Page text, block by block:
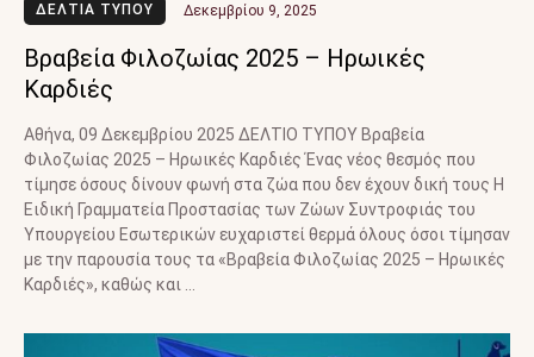
ΔΕΛΤΙΑ ΤΥΠΟΥ Δεκεμβρίου 9, 2025
Βραβεία Φιλοζωίας 2025 – Ηρωικές
Καρδιές
Αθήνα, 09 Δεκεμβρίου 2025 ΔΕΛΤΙΟ ΤΥΠΟΥ Βραβεία
Φιλοζωίας 2025 – Ηρωικές Καρδιές Ένας νέος θεσμός που
τίμησε όσους δίνουν φωνή στα ζώα που δεν έχουν δική τους Η
Ειδική Γραμματεία Προστασίας των Ζώων Συντροφιάς του
Υπουργείου Εσωτερικών ευχαριστεί θερμά όλους όσοι τίμησαν
με την παρουσία τους τα «Βραβεία Φιλοζωίας 2025 – Ηρωικές
Καρδιές», καθώς και …